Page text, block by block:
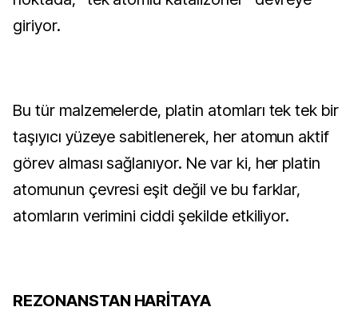
giriyor.
Bu tür malzemelerde, platin atomları tek tek bir
taşıyıcı yüzeye sabitlenerek, her atomun aktif
görev alması sağlanıyor. Ne var ki, her platin
atomunun çevresi eşit değil ve bu farklar,
atomların verimini ciddi şekilde etkiliyor.
REZONANSTAN HARİTAYA